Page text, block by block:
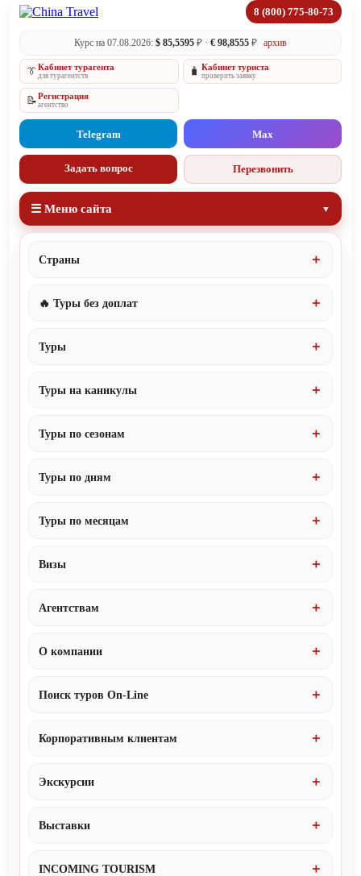
8 (800) 775-80-73
Курс на 07.08.2026: $ 85,5595 ₽ · € 98,8555 ₽ архив
👔Кабинет турагента
для турагентств 🧳 Кабинет туриста
проверить заявку
📝Регистрация
агентство
Telegram Max
Задать вопрос Перезвонить
☰ Меню сайта
Страны
🔥 Туры без доплат
Туры
Туры на каникулы
Туры по сезонам
Туры по дням
Туры по месяцам
Визы
Агентствам
О компании
Поиск туров On-Line
Корпоративным клиентам
Экскурсии
Выставки
INCOMING TOURISM